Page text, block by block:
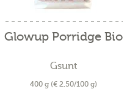
Glowup Porridge Bio
Gsunt
400 g (€ 2,50/100 g)